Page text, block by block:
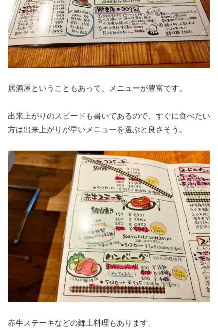
居酒屋ということもあって、メニューが豊富です。
出来上がりのスピードも書いてあるので、すぐに食べたい
方は出来上がりが早いメニューを選ぶと良さそう。
赤牛ステーキなどの郷土料理もあります。